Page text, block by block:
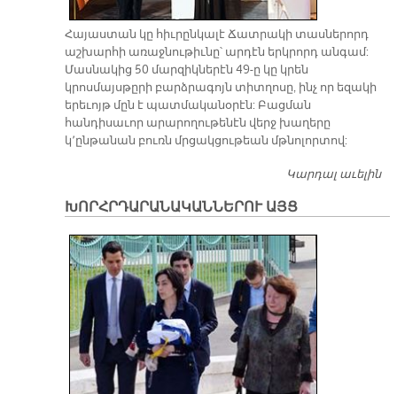
Հայաստան կը հիւրընկալէ Ճատրակի տասներորդ
աշխարհի առաջնութիւնը՝ արդէն երկրորդ անգամ:
Մասնակից 50 մարզիկներէն 49-ը կը կրեն
կրոսմայսթըրի բարձրագոյն տիտղոսը, ինչ որ եզակի
երեւոյթ մըն է պատմականօրէն: Բացման
հանդիսաւոր արարողութենէն վերջ խաղերը
կ՚ընթանան բուռն մրցակցութեան մթնոլորտով:
Կարդալ աւելին
ԽՈՐՀՐԴԱՐԱՆԱԿԱՆՆԵՐՈՒ ԱՅՑ